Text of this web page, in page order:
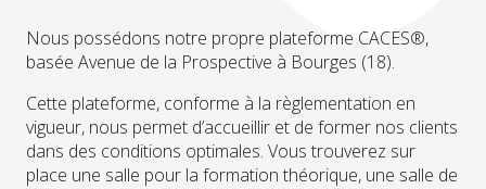
Nous possédons notre propre plateforme CACES®,
basée Avenue de la Prospective à Bourges (18).
Cette plateforme, conforme à la règlementation en
vigueur, nous permet d’accueillir et de former nos clients
dans des conditions optimales. Vous trouverez sur
place une salle pour la formation théorique, une salle de